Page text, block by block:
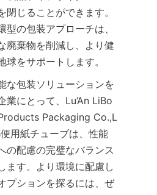
閉じることができます。
型の包装アプローチは、
廃棄物を削減し、より健
球をサポートします。
な包装ソリューションを
業にとって、Lu’An LiBo
Packaging Co.,L
用紙チューブは、性能
の配慮の完璧なバランス
ます。より環境に配慮し
プションを探るには、ぜ